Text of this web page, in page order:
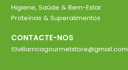
Higiene, Saúde & Bem-Estar
Proteínas & Superalimentos
CONTACTE-NOS
villarricagourmetstore@gmail.com